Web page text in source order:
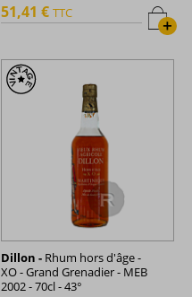
+
51,41 € TTC
Dillon - Rhum hors d'âge -
XO - Grand Grenadier - MEB
2002 - 70cl - 43°